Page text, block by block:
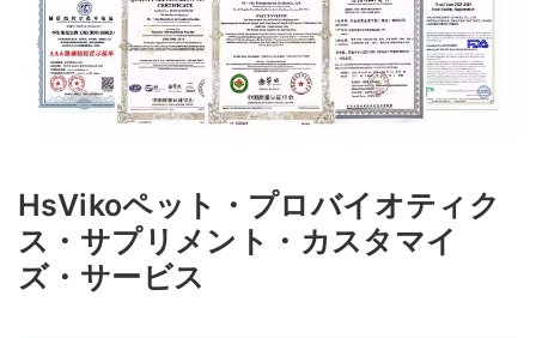
HsVikoペット・プロバイオティク
ス・サプリメント・カスタマイ
ズ・サービス